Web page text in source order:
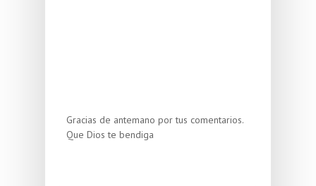
Gracias de antemano por tus comentarios.
Que Dios te bendiga